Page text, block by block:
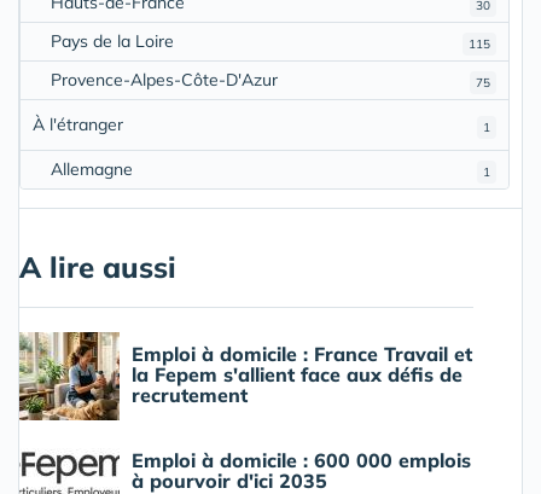
30
115
Pays de la Loire
75
Provence-Alpes-Côte-D'Azur
1
À l'étranger
1
Allemagne
A lire aussi
Emploi à domicile : France Travail et
la Fepem s'allient face aux défis de
recrutement
Emploi à domicile : 600 000 emplois
à pourvoir d'ici 2035